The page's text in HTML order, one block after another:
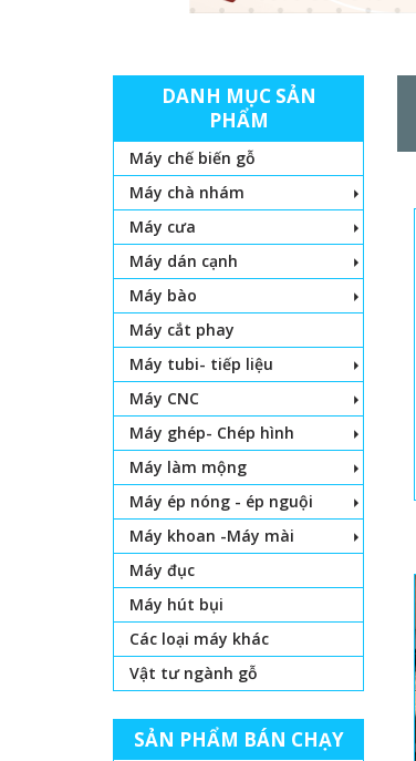
DANH MỤC SẢN
PHẨM
Máy chế biến gỗ
Máy chà nhám
Máy cưa
Máy dán cạnh
Máy bào
Máy cắt phay
Máy tubi- tiếp liệu
Máy CNC
Máy ghép- Chép hình
Máy làm mộng
Máy ép nóng - ép nguội
Máy khoan -Máy mài
Máy đục
Máy hút bụi
Các loại máy khác
Vật tư ngành gỗ
SẢN PHẨM BÁN CHẠY